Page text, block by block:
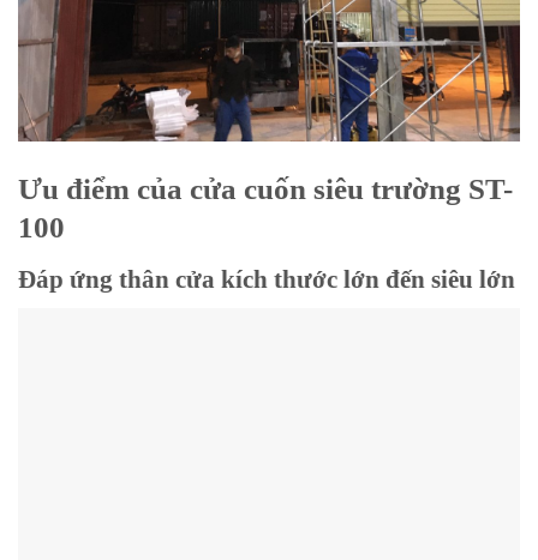
Ưu điểm của cửa cuốn siêu trường ST-
100
Đáp ứng thân cửa kích thước lớn đến siêu lớn